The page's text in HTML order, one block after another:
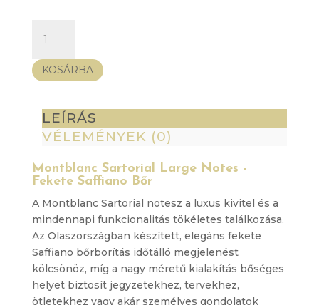
Sartorial
Large
Notes
Fekete
Saffiano
Bőr
KOSÁRBA
LEÍRÁS
VÉLEMÉNYEK (0)
Montblanc Sartorial Large Notes -
Fekete Saffiano Bőr
A Montblanc Sartorial notesz a luxus kivitel és a
mindennapi funkcionalitás tökéletes találkozása.
Az Olaszországban készített, elegáns fekete
Saffiano bőrborítás időtálló megjelenést
kölcsönöz, míg a nagy méretű kialakítás bőséges
helyet biztosít jegyzetekhez, tervekhez,
ötletekhez vagy akár személyes gondolatok